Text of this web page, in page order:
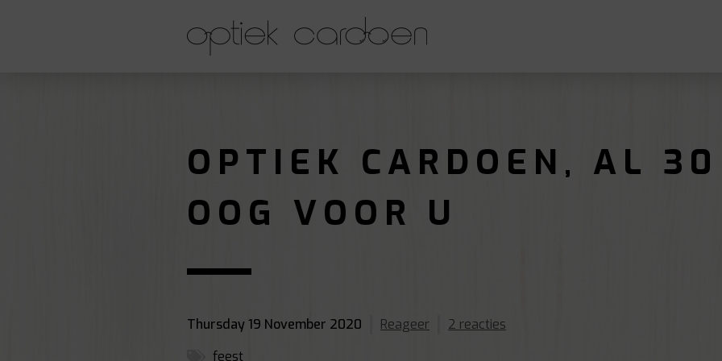
OPTIEK CARDOEN, AL
OOG VOOR U
Thursday 19 November 2020 Reageer
2 reacties
feest